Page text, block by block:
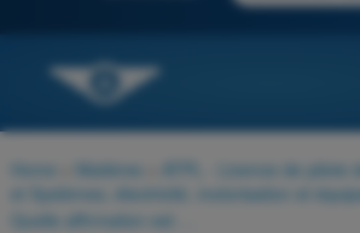
Home Matières ATPL - Licence de pilote
et Systèmes, électricité, motorisation et